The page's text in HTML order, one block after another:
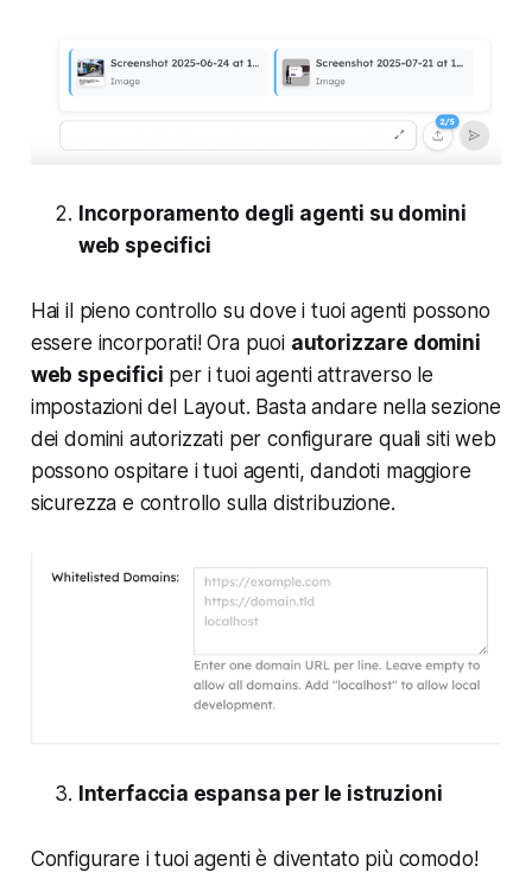
Incorporamento degli agenti su domini
web specifici
Hai il pieno controllo su dove i tuoi agenti possono
essere incorporati! Ora puoi autorizzare domini
web specifici per i tuoi agenti attraverso le
impostazioni del Layout. Basta andare nella sezione
dei domini autorizzati per configurare quali siti web
possono ospitare i tuoi agenti, dandoti maggiore
sicurezza e controllo sulla distribuzione.
Interfaccia espansa per le istruzioni
Configurare i tuoi agenti è diventato più comodo!